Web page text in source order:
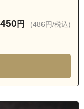
450 円 (486円/税込)